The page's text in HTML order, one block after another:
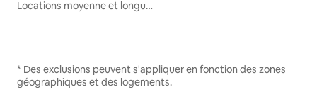
Locations moyenne et longue durée
* Des exclusions peuvent s'appliquer en fonction des zones
géographiques et des logements.